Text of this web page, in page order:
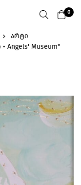
0
არტი
Angels' Museum"